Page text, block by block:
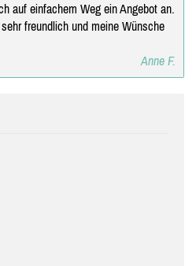
auf einfachem Weg ein Angebot an.
freundlich und meine Wünsche
Anne F.